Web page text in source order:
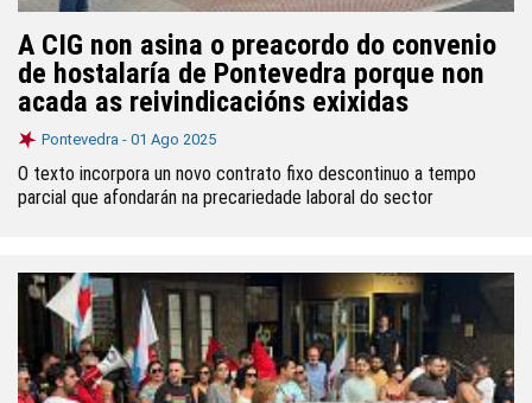
A CIG non asina o preacordo do convenio
de hostalaría de Pontevedra porque non
acada as reivindicacións exixidas
Pontevedra - 01 Ago 2025
O texto incorpora un novo contrato fixo descontinuo a tempo
parcial que afondarán na precariedade laboral do sector